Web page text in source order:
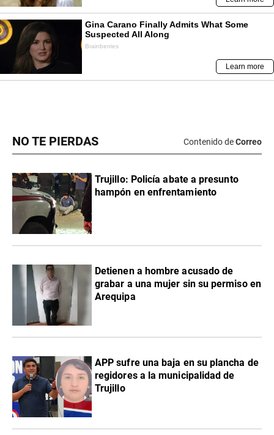
NO TE PIERDAS Contenido deCorreo
Trujillo: Policía abate a presunto
hampón en enfrentamiento
Detienen a hombre acusado de
grabar a una mujer sin su permiso en
Arequipa
APP sufre una baja en su plancha de
regidores a la municipalidad de
Trujillo